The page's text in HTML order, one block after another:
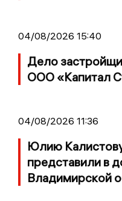
04/08/2026 15:40
Дело
ООО «Капитал
04/08/2026 11:36
Юлию
представили в
Владимирской